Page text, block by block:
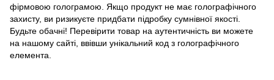
фірмовою голограмою. Якщо продукт не має голографічного
захисту, ви ризикуєте придбати підробку сумнівної якості.
Будьте обачні! Перевірити товар на аутентичність ви можете
на нашому сайті, ввівши унікальний код з голографічного
елемента.